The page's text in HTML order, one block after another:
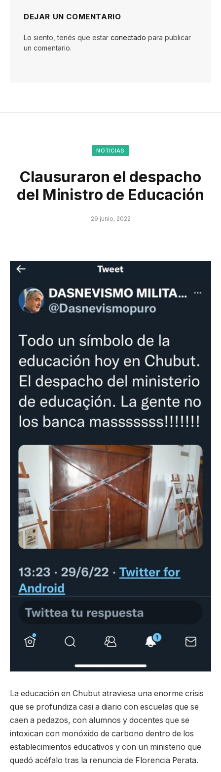
DEJAR UN COMENTARIO
Lo siento, tenés que estar conectado para publicar
un comentario.
NOTICIAS
Clausuraron el despacho
del Ministro de Educación
29 junio, 2022
La educación en Chubut atraviesa una enorme crisis
que se profundiza casi a diario con escuelas que se
caen a pedazos, con alumnos y docentes que se
intoxican con monóxido de carbono dentro de los
establecimientos educativos y con un ministerio que
quedó acéfalo tras la renuncia de Florencia Perata.